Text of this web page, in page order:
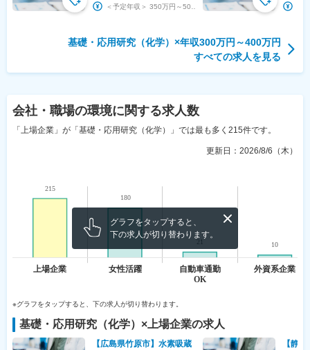
休み／年休120日
スター
基礎・応用研究（化学）×年収300万円～400万円
すべての求人を見る
会社・職場の環境に関する求人数
「上場企業」が「基礎・応用研究（化学）」では最も多く215件です。
更新日： 2026/8/6（木）
グラフをタップすると、
下の求人が切り替わります。
※グラフをタップすると、下の求人が切り替わります。
基礎・応用研究（化学） ×上場企業の求人
【広島県竹原市】水素吸蔵
【静